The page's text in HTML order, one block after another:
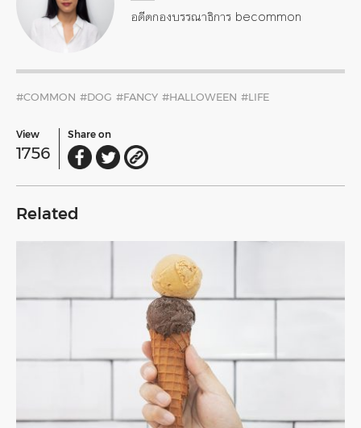
อดีตกองบรรณาธิการ becommon
#COMMON #DOG #FANCY #HALLOWEEN #LIFE
View
1756
Share on
Related